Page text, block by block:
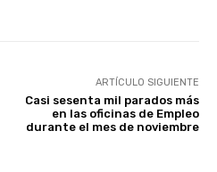
ARTÍCULO SIGUIENTE
Casi sesenta mil parados más
en las oficinas de Empleo
durante el mes de noviembre